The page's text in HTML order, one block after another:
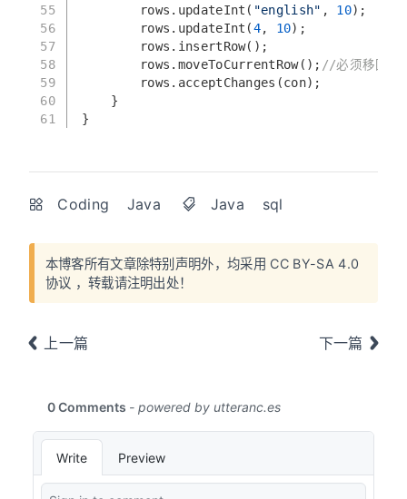
55
56
57
58
59
60
61
		rows.updateInt(
"english" , 10);
		rows.updateInt(
4, 10);
		rows.insertRow();
		rows.moveToCurrentRow();
//必须移回原
		rows.acceptChanges(con);
	}
}
Coding Java Java sql
本博客所有文章除特别声明外，均采用 CC BY-SA 4.0
协议 ，转载请注明出处！
上一篇 下一篇